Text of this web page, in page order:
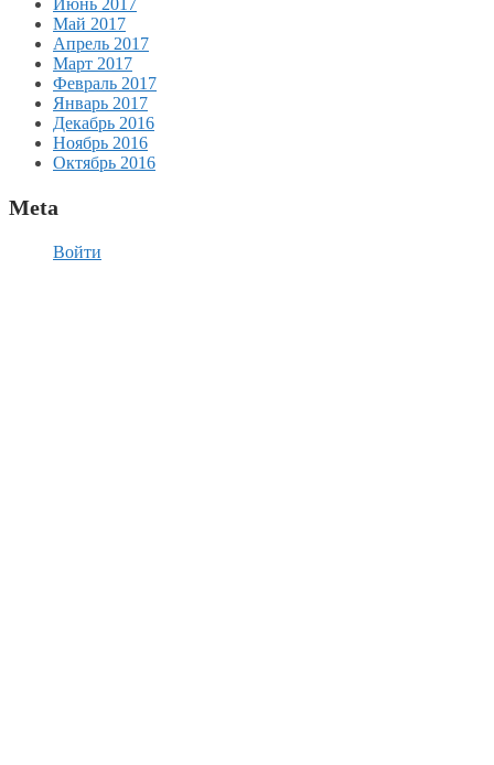
Май 2017
Апрель 2017
Март 2017
Февраль 2017
Январь 2017
Декабрь 2016
Ноябрь 2016
Октябрь 2016
Meta
Войти